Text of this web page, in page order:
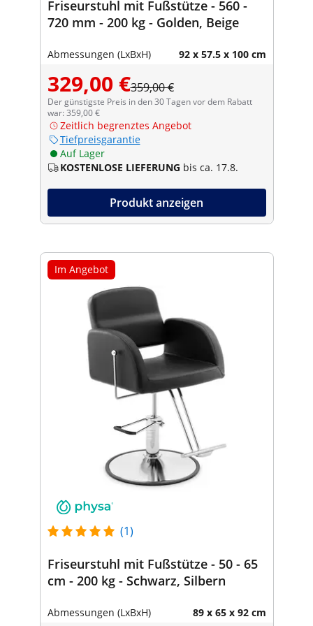
Friseurstuhl mit Fußstütze - 560 -
720 mm - 200 kg - Golden, Beige
Abmessungen (LxBxH) 92 x 57.5 x 100 cm
329,00 €359,00 €
Der günstigste Preis in den 30 Tagen vor dem Rabatt
war: 359,00 €
Zeitlich begrenztes Angebot
Tiefpreisgarantie
Auf Lager
KOSTENLOSE LIEFERUNG bis ca. 17.8.
Produkt anzeigen
Im Angebot
(1)
Friseurstuhl mit Fußstütze - 50 - 65
cm - 200 kg - Schwarz, Silbern
Abmessungen (LxBxH) 89 x 65 x 92 cm